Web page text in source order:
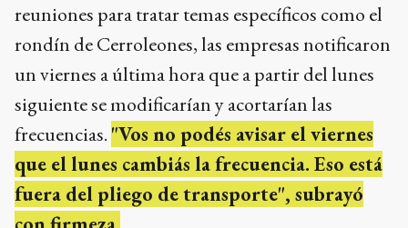
reuniones para tratar temas específicos como el
rondín de Cerroleones, las empresas notificaron
un viernes a última hora que a partir del lunes
siguiente se modificarían y acortarían las
frecuencias. "Vos no podés avisar el viernes
que el lunes cambiás la frecuencia. Eso está
fuera del pliego de transporte", subrayó